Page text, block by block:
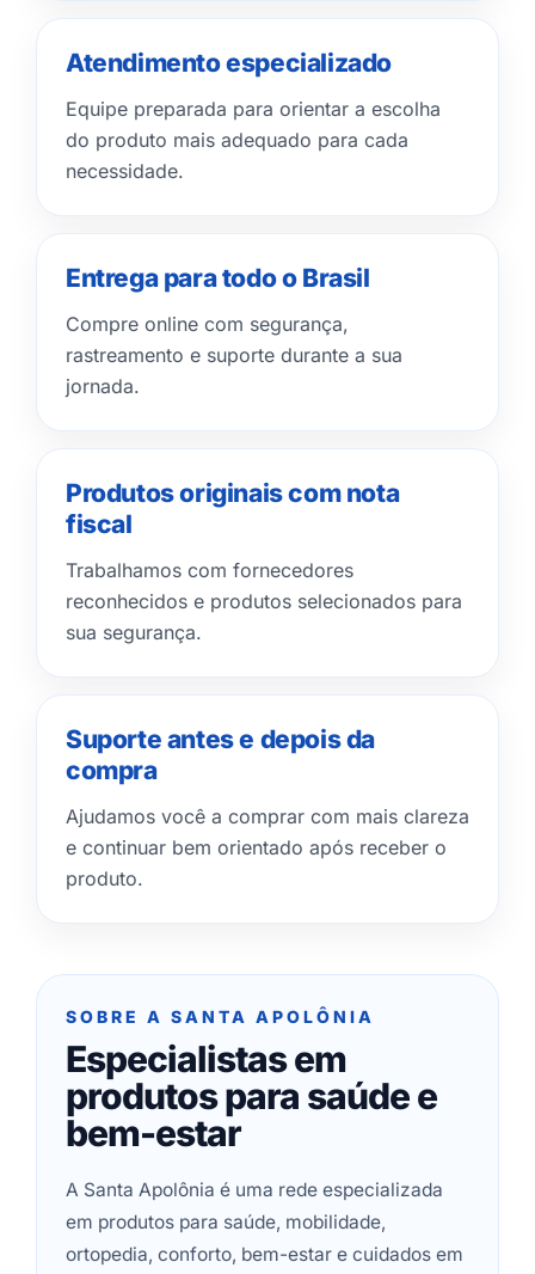
Atendimento especializado
Equipe preparada para orientar a escolha
do produto mais adequado para cada
necessidade.
Entrega para todo o Brasil
Compre online com segurança,
rastreamento e suporte durante a sua
jornada.
Produtos originais com nota
fiscal
Trabalhamos com fornecedores
reconhecidos e produtos selecionados para
sua segurança.
Suporte antes e depois da
compra
Ajudamos você a comprar com mais clareza
e continuar bem orientado após receber o
produto.
SOBRE A SANTA APOLÔNIA
Especialistas em
produtos para saúde e
bem-estar
A Santa Apolônia é uma rede especializada
em produtos para saúde, mobilidade,
ortopedia, conforto, bem-estar e cuidados em